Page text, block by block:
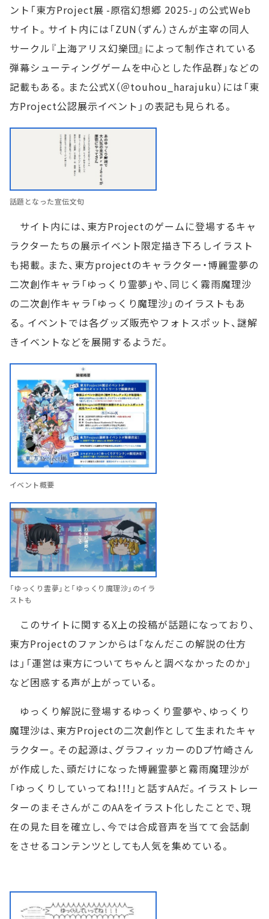
ント「東方Project展 -原宿幻想郷 2025-」の公式Web
サイト。サイト内には「ZUN（ずん）さんが主宰の同人
サークル『上海アリス幻樂団』によって制作されている
弾幕シューティングゲームを中心とした作品群」などの
記載もある。また公式X（＠touhou_harajuku）には「東
方Project公認展示イベント」の表記も見られる。
話題となった宣伝文句
サイト内には、東方Projectのゲームに登場するキャ
ラクターたちの展示イベント限定描き下ろしイラスト
も掲載。また、東方projectのキャラクター・博麗霊夢の
二次創作キャラ「ゆっくり霊夢」や、同じく霧雨魔理沙
の二次創作キャラ「ゆっくり魔理沙」のイラストもあ
る。イベントでは各グッズ販売やフォトスポット、謎解
きイベントなどを展開するようだ。
イベント概要
「ゆっくり霊夢」と「ゆっくり魔理沙」のイラ
ストも
このサイトに関するX上の投稿が話題になっており、
東方Projectのファンからは「なんだこの解説の仕方
は」「運営は東方についてちゃんと調べなかったのか」
など困惑する声が上がっている。
ゆっくり解説に登場するゆっくり霊夢や、ゆっくり
魔理沙は、東方Projectの二次創作として生まれたキャ
ラクター。その起源は、グラフィッカーのDプ竹崎さん
が作成した、頭だけになった博麗霊夢と霧雨魔理沙が
「ゆっくりしていってね！！！」と話すAAだ。イラストレー
ターのまそさんがこのAAをイラスト化したことで、現
在の見た目を確立し、今では合成音声を当てて会話劇
をさせるコンテンツとしても人気を集めている。